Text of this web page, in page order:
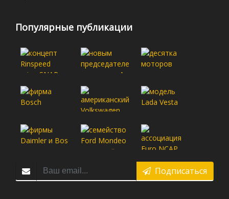
Популярные публикации
Подписаться